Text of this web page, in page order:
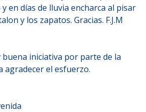
en días de lluvia encharca al pisar
y los zapatos. Gracias. F.J.M
iniciativa por parte de la
agradecer el esfuerzo.